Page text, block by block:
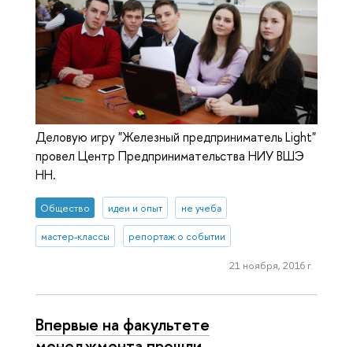
Деловую игру "Железный предприниматель Light"
провел Центр Предпринимательства НИУ ВШЭ
НН.
Общество идеи и опыт не учеба
мастер-классы репортаж о событии
21 ноября, 2016 г.
Впервые на факультете